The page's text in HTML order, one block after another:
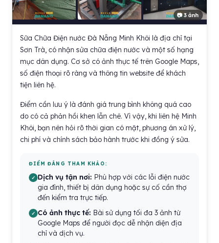
📷 3 ảnh
Sữa Chữa Điện nước Đà Nẵng Minh Khôi là địa chỉ tại
Sơn Trà, có nhận sửa chữa điện nước và một số hạng
mục dân dụng. Cơ sở có ảnh thực tế trên Google Maps,
số điện thoại rõ ràng và thông tin website để khách
tiện liên hệ.
Điểm cần lưu ý là đánh giá trung bình không quá cao
do có cả phản hồi khen lẫn chê. Vì vậy, khi liên hệ Minh
Khôi, bạn nên hỏi rõ thời gian có mặt, phương án xử lý,
chi phí và chính sách bảo hành trước khi đồng ý sửa.
ĐIỂM ĐÁNG THAM KHẢO:
Dịch vụ tận nơi: Phù hợp với các lỗi điện nước
gia đình, thiết bị dân dụng hoặc sự cố cần thợ
đến kiểm tra trực tiếp.
Có ảnh thực tế: Bài sử dụng tối đa 3 ảnh từ
Google Maps để người đọc dễ nhận diện địa
chỉ và dịch vụ.